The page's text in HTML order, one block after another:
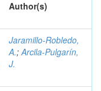
Author(s)
Jaramillo-Robledo,
A.;Arcila-Pulgarín,
J.